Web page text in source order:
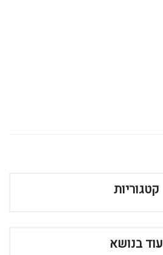
קטגוריות
עוד בנושא